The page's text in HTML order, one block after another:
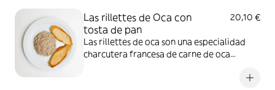
Las rillettes de Oca con
tosta de pan
20,10 €
Las rillettes de oca son una especialidad
charcutera francesa de carne de oca